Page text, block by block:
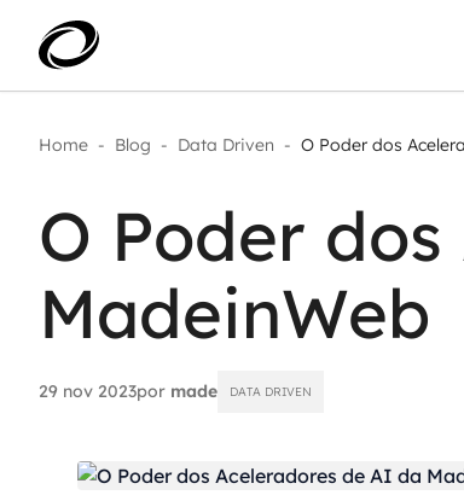
Aplicar IA com impacto real
Modernização de aplicações
Sustentar operações com
Escalar com segurança
Home - Blog - Data Driven - O Poder dos
O Poder
MadeinWeb
29 nov 2023por made DATA DRIVEN